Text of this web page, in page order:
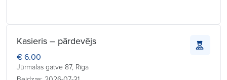
Kasieris – pārdevējs
€ 6.00
Jūrmalas gatve 87, Rīga